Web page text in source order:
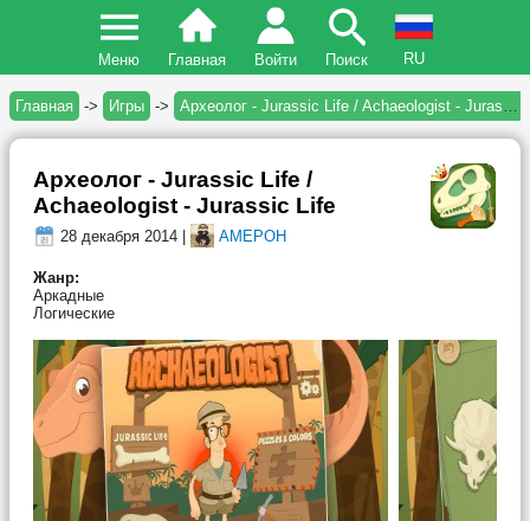
Меню Главная Войти Поиск RU
Главная -> Игры -> Археолог - Jurassic Life / Achaeologist - Jurassic Life
Археолог - Jurassic Life /
Achaeologist - Jurassic Life
28 декабря 2014 | AMEPOH
Жанр:
Аркадные
Логические